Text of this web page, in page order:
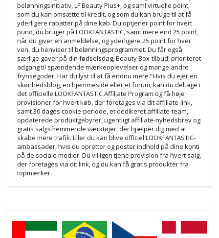
belønningsinitiativ, LF Beauty Plus+, og saml virtuelle point,
som du kan omsætte til kredit, og som du kan bruge til at få
yderligere rabatter på dine køb. Du optjener point for hvert
pund, du bruger på LOOKFANTASTIC, samt mere end 25 point,
når du giver en anmeldelse, og yderligere 25 point for hver
ven, du henviser til belønningsprogrammet. Du får også
særlige gaver på din fødselsdag, Beauty Box-tilbud, prioriteret
adgang til spændende mærkeoplevelser og mange andre
frynsegoder. Har du lyst til at få endnu mere? Hvis du ejer en
skønhedsblog, en hjemmeside eller et forum, kan du deltage i
det officielle LOOKFANTASTIC Affiliate Program og få høje
provisioner for hvert køb, der foretages via dit affiliate-link,
samt 30 dages cookie-periode, et dedikeret affiliate-team,
opdaterede produktgebyrer, ugentligt affiliate-nyhedsbrev og
gratis salgsfremmende værktøjer, der hjælper dig med at
skabe mere trafik. Eller du kan blive officiel LOOKFANTASTIC-
ambassadør, hvis du opretter og poster indhold på dine konti
på de sociale medier. Du vil igen tjene provision fra hvert salg,
der foretages via dit link, og du kan få gratis produkter fra
topmærker.